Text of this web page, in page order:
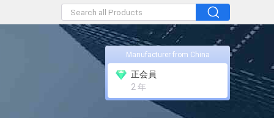
Manufacturer from China
正会員
2 年